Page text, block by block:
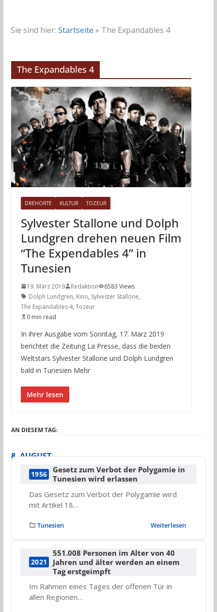
Sie sind hier: Startseite » The Expandables 4
The Expandables 4
DREHORTE KULTUR TOZEUR
Sylvester Stallone und Dolph
Lundgren drehen neuen Film
“The Expendables 4” in
Tunesien
19. März 2019 Redaktion
6583 Views
Dolph Lundgren, Kino, Sylvester Stallone,
The Expandables 4, Tozeur
0 min read
In ihrer Ausgabe vom Sonntag, 17. März 2019
berichtet die Zeitung La Presse, dass die beiden
Weltstars Sylvester Stallone und Dolph Lundgren
bald in Tunesien Mehr
Mehr lesen
AN DIESEM TAG:
8. AUGUST
1956
Gesetz zum Verbot der Polygamie in
Tunesien wird erlassen
Das Gesetz zum Verbot der Polygamie wird
mit Artikel 18…
Tunesien Weiterlesen
2021
551.008 Personen im Alter von 40
Jahren und älter werden an einem
Tag erstgeimpft
Im Rahmen eines Tages der offenen Tür in
allen Regionen…